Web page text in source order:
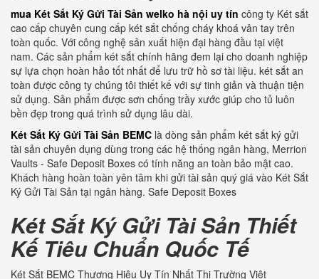
mua Két Sắt Ký Gửi Tài Sản welko hà nội uy tín công ty Két sắt
cao cấp chuyên cung cấp két sắt chống cháy khoá vân tay trên
toàn quốc. Với công nghệ sản xuất hiện đại hàng đầu tại việt
nam. Các sản phẩm két sắt chính hãng đem lại cho doanh nghiệp
sự lựa chọn hoàn hảo tốt nhất để lưu trữ hồ sơ tài liệu. két sắt an
toàn được công ty chúng tôi thiết kế với sự tinh giản và thuận tiện
sử dụng. Sản phẩm được sơn chống trầy xước giúp cho tủ luôn
bền đẹp trong quá trình sử dụng lâu dài.
Két Sắt Ký Gửi Tài Sản BEMC là dòng sản phẩm két sắt ký gửi
tài sản chuyên dụng dùng trong các hệ thống ngân hàng, Merrion
Vaults - Safe Deposit Boxes có tính năng an toàn bảo mật cao.
Khách hàng hoàn toàn yên tâm khi gửi tài sản quý giá vào Két Sắt
Ký Gửi Tài Sản tại ngân hàng. Safe Deposit Boxes
Két Sắt Ký Gửi Tài Sản Thiết
Kế Tiêu Chuẩn Quốc Tế
Két Sắt BEMC Thương Hiệu Uy Tín Nhất Thị Trường Việt